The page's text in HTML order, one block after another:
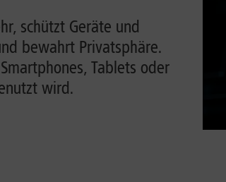
schützt Geräte und
bewahrt Privatsphäre.
Tablets oder
wird.